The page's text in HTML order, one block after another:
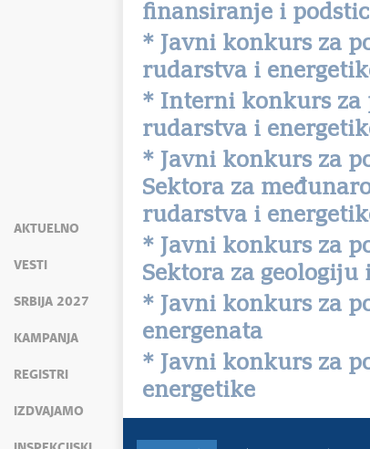
AKTUELNO
VESTI
SRBIJA 2027
KAMPANJA
REGISTRI
IZDVAJAMO
finansiranje i
* Javni konkurs za
rudarstva i
* Interni konkurs za
rudarstva i
* Javni konkurs za
Sektora za
rudarstva i
* Javni konkurs za
Sektora za
* Javni konkurs za
energenata
* Javni konkurs za
energetike